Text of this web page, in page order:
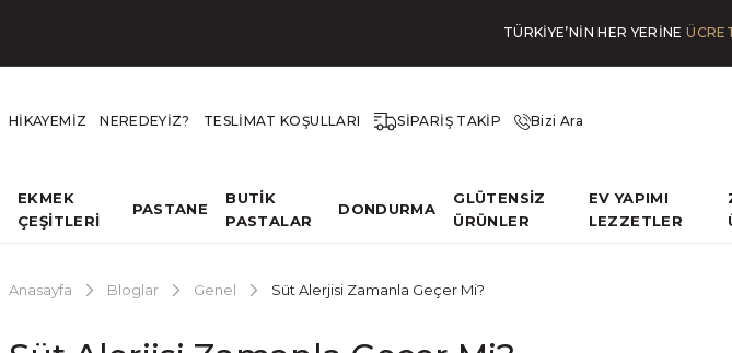
TÜRKİYE’NİN HER YERİNE
HİKAYEMİZ NEREDEYİZ? TESLİMAT KOŞULLARI SİPARİŞ TAKİP Bizi Ara
EKMEK
ÇEŞİTLERİ
PASTANE
BUTİK
PASTALAR
DONDURMA
GLÜTENSİZ
ÜRÜNLER
EV YAPIMI
LEZZETLER
Anasayfa Bloglar Genel Süt Alerjisi Zamanla Geçer Mi?